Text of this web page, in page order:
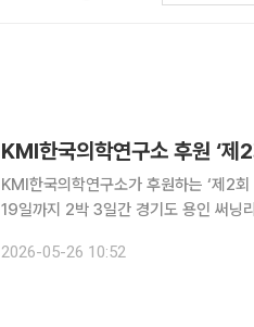
KMI한국의학연구소 후원 ‘제
KMI한국의학연구소가 후원하는 ‘제2
19일까지 2박 3일간 경기도 용인 써닝리더십센
해 마련됐다. 캠프에서는 감염병, 기후변
2026-05-26 10:52